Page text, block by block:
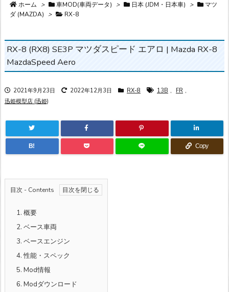
ホーム > 車MOD(車両データ) > 日本 (JDM・日本車) >
マツ
ダ (MAZDA)
> RX-8
RX-8 (RX8) SE3P マツダスピード エアロ | Mazda RX-8
MazdaSpeed Aero
2021年9月23日 2022年12月3日 RX-8 13B , FR ,
迅姫模型店 (迅姫)
B! Copy
目次 - Contents
1. 概要
2. ベース車両
3. ベースエンジン
4.性能・スペック
5. Mod情報
6. Modダウンロード